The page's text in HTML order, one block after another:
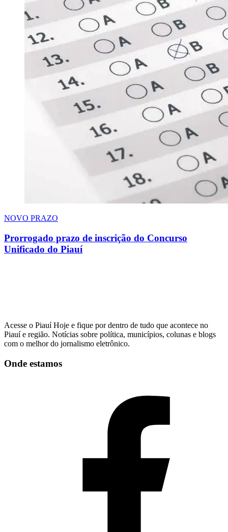
NOVO PRAZO
Prorrogado prazo de inscrição do Concurso
Unificado do Piauí
Acesse o Piauí Hoje e fique por dentro de tudo que acontece no
Piauí e região. Notícias sobre política, municípios, colunas e blogs
com o melhor do jornalismo eletrônico.
Onde estamos